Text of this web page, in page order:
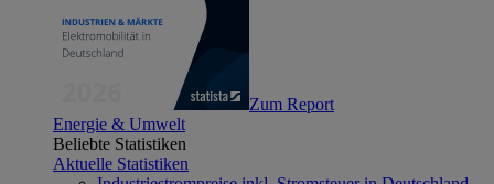
Zum Report
Energie & Umwelt
Beliebte Statistiken
Aktuelle Statistiken